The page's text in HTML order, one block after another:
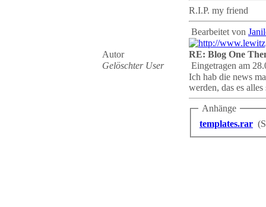
R.I.P. my friend
Bearbeitet von
Autor
RE: Blog One
Gelöschter User
Eingetragen am
Ich hab die news
werden, das es
Anhänge
templates.rar